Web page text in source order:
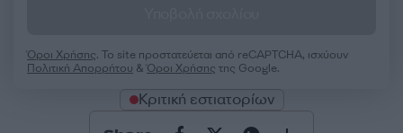
Όροι Χρήσης. Το site προστατεύεται από reCAPTCHA, ισχύουν
Πολιτική Απορρήτου &Όροι Χρήσης της Google.
Κριτική εστιατορίων